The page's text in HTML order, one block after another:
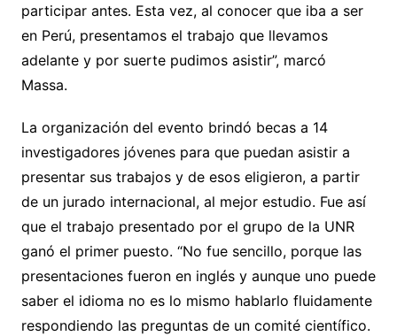
participar antes. Esta vez, al conocer que iba a ser
en Perú, presentamos el trabajo que llevamos
adelante y por suerte pudimos asistir”, marcó
Massa.
La organización del evento brindó becas a 14
investigadores jóvenes para que puedan asistir a
presentar sus trabajos y de esos eligieron, a partir
de un jurado internacional, al mejor estudio. Fue así
que el trabajo presentado por el grupo de la UNR
ganó el primer puesto. “No fue sencillo, porque las
presentaciones fueron en inglés y aunque uno puede
saber el idioma no es lo mismo hablarlo fluidamente
respondiendo las preguntas de un comité científico.